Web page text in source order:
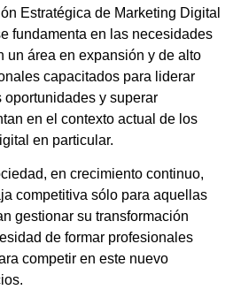
Estratégica de Marketing Digital
fundamenta en las necesidades
un área en expansión y de alto
capacitados para liderar
oportunidades y superar
en el contexto actual de los
en particular.
en crecimiento continuo,
competitiva sólo para aquellas
gestionar su transformación
de formar profesionales
competir en este nuevo